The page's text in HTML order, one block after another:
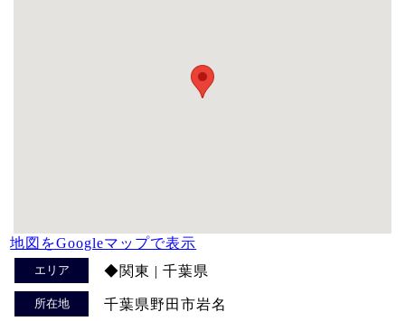
地図をGoogleマップで表示
エリア ◆関東 | 千葉県
所在地 千葉県野田市岩名